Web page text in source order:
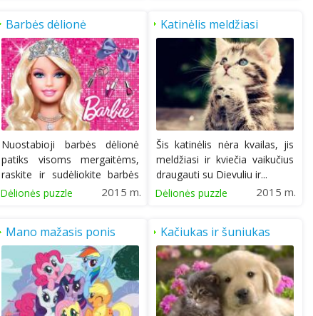
Barbės dėlionė
Nuostabioji barbės dėlionė
patiks visoms mergaitėms,
raskite ir sudėliokite barbės
daleles...
Dėlionės puzzle 2015 m.
Katinėlis meldžiasi
Šis katinėlis nėra kvailas, jis
meldžiasi ir kviečia vaikučius
draugauti su Dievuliu ir...
Dėlionės puzzle
2015 m.
Mano mažasis ponis
dėlionė
Kačiukas ir šuniukas
draugauja